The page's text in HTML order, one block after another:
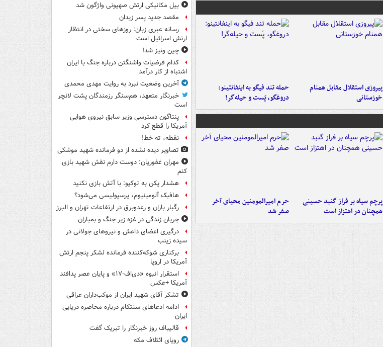
پیروزی استقلال مقابل همنام
خوزستانی
حمله تند فیگو به اینفانتینو:
دروغگو، پَست‌ و حیله‌گر!
پرچم سیاه بر فراز گنبد حسینی
همچنان در اهتزاز است
حرم امیرالمومنین محیای آخر
صفر شد
بیل مکانیکی ارتش صهیونی واژگون شد
مقصد جدید پسر زیدان
رسانه عبری زبان: روزهای سختی در انتظار
ارتش اسرائیل است
چین ونیز شد!
کدام فرضیات واشنگتن درباره جنگ با ایران
اشتباه از کار درآمد
آخرین وضعیت نبرد به روایت مهدی محمدی
خبرنگار متعهد، هم‌سنگر رزمندگان پشت لانچر
است
پنتاگون دسترسی وزیر سابق نیروی هوایی
آمریکا را قطع کرد
نقطه، ته خط!
تصاویر دیده‌ نشده از دو فرمانده شهید موشکی
مهران غفوریان: دوست دارم نقش شهید بازی
کنم
هشدار پکن به توکیو: با آتش بازی نکنید
هافبک آلومینیوم، پرسپولیسی می‌شود؟
رگبار باران و رعدوبرق در ارتفاعات تهران و البرز
جریان زندگی در غزه زیر جنگ و بمباران
درگیری اعضای داعش و نیروهای جولانی در
سیده زینب
برکناری شوکه‌کننده فرمانده لشکر پنجم ارتش
آمریکا در اروپا
استقرار انبوه «دی‌اف‑۱۷» و پایان عصر پدافند
آمریکا +عکس
تشکر آقای شهید ایران از موکب‌داران عراقی
ادامه ادعاهای سنتکام درباره محاصره دریایی
ایران
قالیباف روز خبرنگار را تبریک گفت
رویای ائتلاف مکه